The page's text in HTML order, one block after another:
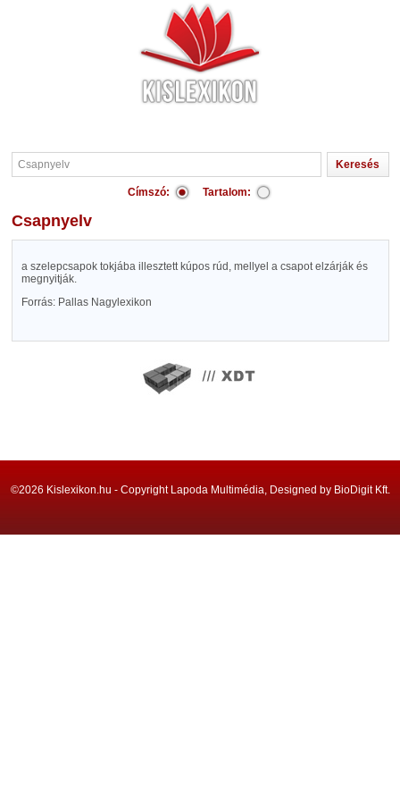
Címszó: Tartalom:
Csapnyelv
a szelepcsapok tokjába illesztett kúpos rúd, mellyel a csapot elzárják és
megnyitják.
Forrás: Pallas Nagylexikon
©2026 Kislexikon.hu - Copyright Lapoda Multimédia, Designed by BioDigit Kft.